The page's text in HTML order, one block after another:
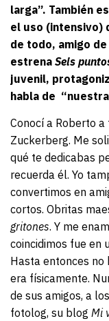
larga”. También
el uso (intensivo)
de todo, amigo
estrena Seis
juvenil,
habla de
Conocí a Roberto
Zuckerberg. Me
qué te dedicabas
recuerda él. Yo
convertimos en
cortos. Obritas
gritones. Y me
coincidimos fue en
Hasta entonces no
era físicamente.
de sus amigos, a
fotolog, su blog Mi